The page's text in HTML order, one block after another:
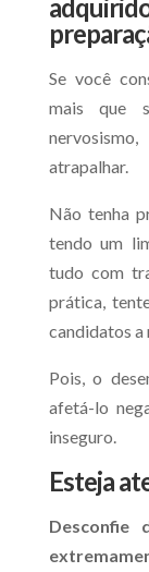
Se você
mais que
atrapalhar.
Não tenha
tendo um
tudo com
prática,
candidatos a
Pois, o
afetá-lo
inseguro.
Esteja
Desconfie